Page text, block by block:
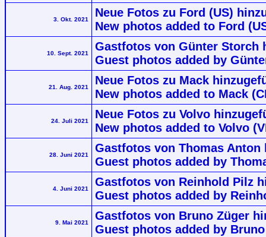
3. Okt. 2021
Neue Fotos zu Ford (US)
New photos added to Ford
10. Sept. 2021
Gastfotos von Günter Storch
Guest photos added by
21. Aug. 2021
Neue Fotos zu Mack
New photos added to Mack
24. Juli 2021
Neue Fotos zu Volvo
New photos added to Volvo
28. Juni 2021
Gastfotos von Thomas Anton
Guest photos added by
4. Juni 2021
Gastfotos von Reinhold Pilz
Guest photos added by
9. Mai 2021
Gastfotos von Bruno Züger
Guest photos added by